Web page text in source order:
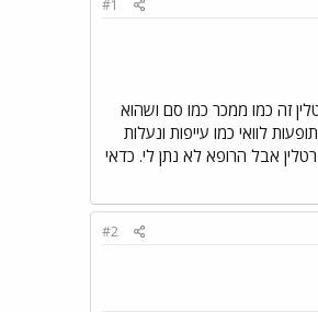
#1
זה כמו ממכר כמו סם ושהוא
לוואי כמו עייפות ונעלות
אבל הרופא לא נתן לי. כדאי
#2